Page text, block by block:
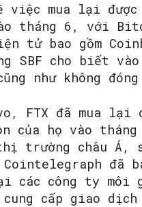
việc mua lại
tháng 6, với
tử bao gồm
SBF cho biết
như không
FTX đã mua
của họ vào
trường châu Á,
Cointelegraph đã
các công ty môi
cung cấp giao